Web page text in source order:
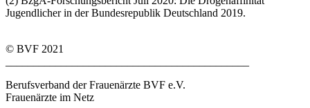
Jugendlicher in der Bundesrepublik Deutschland 2019.
© BVF 2021
Berufsverband der Frauenärzte BVF e.V.
Frauenärzte im Netz